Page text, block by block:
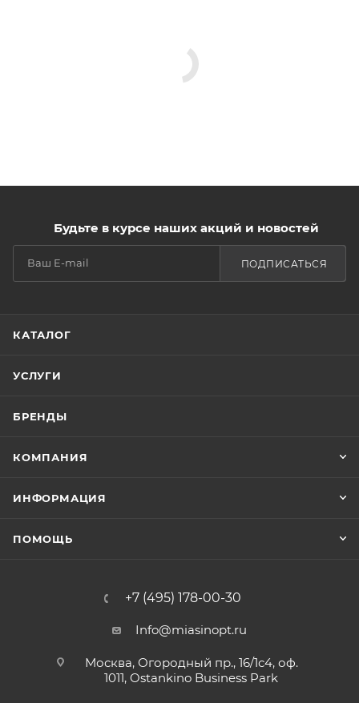
Будьте в курсе наших акций и новостей
ПОДПИСАТЬСЯ
КАТАЛОГ
УСЛУГИ
БРЕНДЫ
КОМПАНИЯ
ИНФОРМАЦИЯ
ПОМОЩЬ
+7 (495) 178-00-30
Info@miasinopt.ru
Москва, Огородный пр., 16/1с4, оф.
1011, Ostankino Business Park